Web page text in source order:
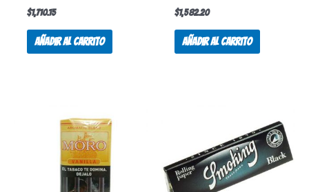
$1,710.15
Añadir al carrito
$1,582.20
Añadir al carrito